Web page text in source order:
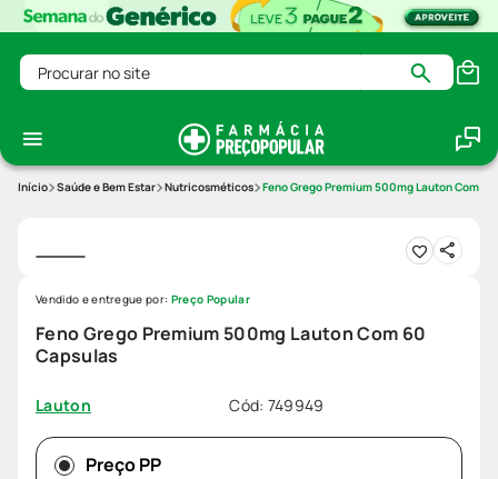
Procurar no site
Saúde e Bem Estar Nutricosméticos Feno Grego Premium 500mg Lauton Com
Feno Grego Premium 500mg Lauton Com 60
Capsulas
Lauton Cód: 749949
Vendido e entregue por: Preço Popular
Preço PP